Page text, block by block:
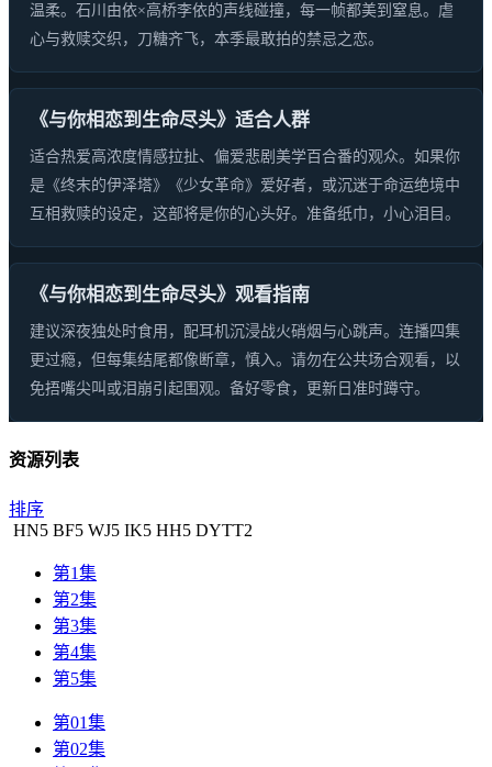
温柔。石川由依×高桥李依的声线碰撞，每一帧都美到窒息。虐
心与救赎交织，刀糖齐飞，本季最敢拍的禁忌之恋。
《与你相恋到生命尽头》适合人群
适合热爱高浓度情感拉扯、偏爱悲剧美学百合番的观众。如果你
是《终末的伊泽塔》《少女革命》爱好者，或沉迷于命运绝境中
互相救赎的设定，这部将是你的心头好。准备纸巾，小心泪目。
《与你相恋到生命尽头》观看指南
建议深夜独处时食用，配耳机沉浸战火硝烟与心跳声。连播四集
更过瘾，但每集结尾都像断章，慎入。请勿在公共场合观看，以
免捂嘴尖叫或泪崩引起围观。备好零食，更新日准时蹲守。
资源列表
排序
HN5 BF5 WJ5 IK5 HH5 DYTT2
第1集
第2集
第3集
第4集
第5集
第01集
第02集